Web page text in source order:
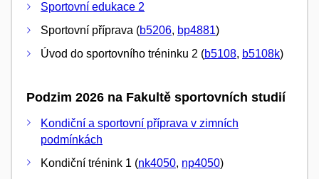
Sportovní edukace 2
Sportovní příprava (b5206, bp4881)
Úvod do sportovního tréninku 2 (b5108, b5108k)
Podzim 2026 na Fakultě sportovních studií
Kondiční a sportovní příprava v zimních
podmínkách
Kondiční trénink 1 (nk4050, np4050)